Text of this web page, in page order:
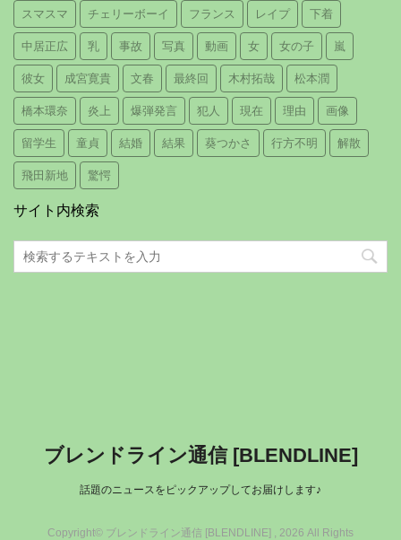
スマスマ チェリーボーイ フランス レイプ 下着
中居正広 乳 事故 写真 動画 女 女の子 嵐
彼女 成宮寛貴 文春 最終回 木村拓哉 松本潤
橋本環奈 炎上 爆弾発言 犯人 現在 理由 画像
留学生 童貞 結婚 結果 葵つかさ 行方不明 解散
飛田新地 驚愕
サイト内検索
ブレンドライン通信 [BLENDLINE]
話題のニュースをピックアップしてお届けします♪
Copyright© ブレンドライン通信 [BLENDLINE] , 2026 All Rights